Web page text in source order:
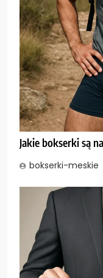
Jakie bokserki są
bokserki-meskie